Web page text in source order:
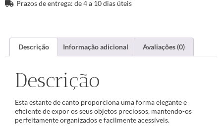
Prazos de entrega: de 4 a 10 dias úteis
Descrição Informação adicional Avaliações (0)
Descrição
Esta estante de canto proporciona uma forma elegante e
eficiente de expor os seus objetos preciosos, mantendo-os
perfeitamente organizados e facilmente acessíveis.